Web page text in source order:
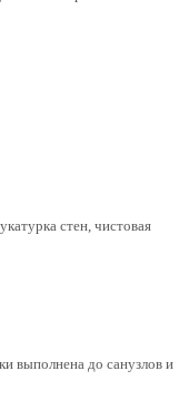
стен, чистовая
выполнена до санузлов и